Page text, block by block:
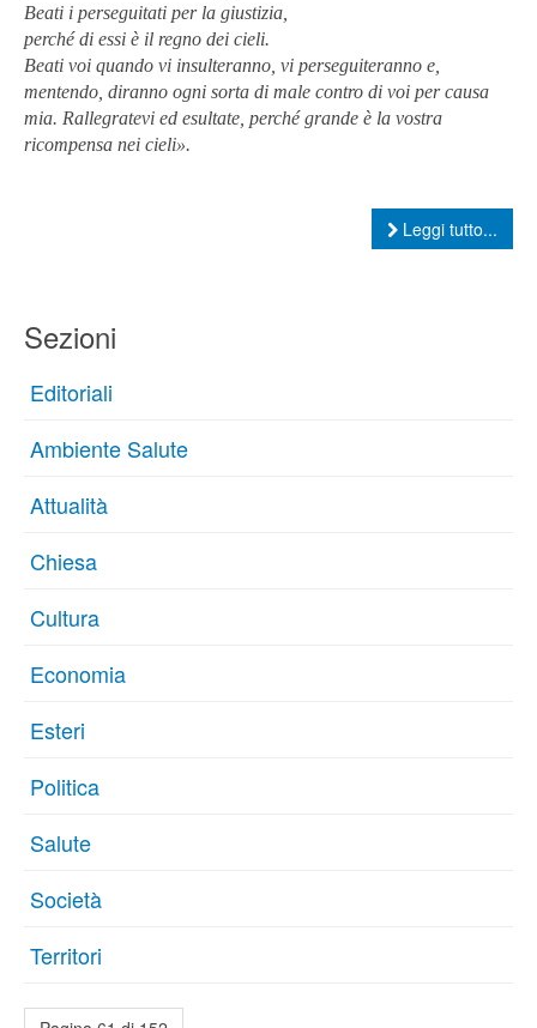
Beati i perseguitati per la giustizia,
perché di essi è il regno dei cieli.
Beati voi quando vi insulteranno, vi perseguiteranno e,
mentendo, diranno ogni sorta di male contro di voi per causa
mia. Rallegratevi ed esultate, perché grande è la vostra
ricompensa nei cieli».
Leggi tutto...
Sezioni
Editoriali
Ambiente Salute
Attualità
Chiesa
Cultura
Economia
Esteri
Politica
Salute
Società
Territori